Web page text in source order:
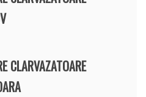
CLARVAZATOARE